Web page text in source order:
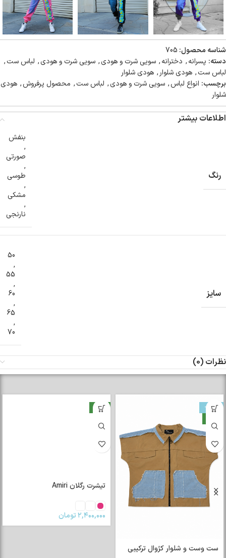
شناسه محصول: 705
دسته: پسرانه, دخترانه, سویی شرت و هودی, سویی شرت و هودی, لباس ست,
لباس ست, هودی شلوار , هودی شلوار
برچسب: انواع لباس, سویی شرت و هودی, لباس ست, محصول پرفروش, هودی
شلوار
اطلاعات بیشتر
رنگ
بنفش
,
صورتی
,
طوسی
,
مشکی
,
نارنجی
سایز
50
,
55
,
60
,
65
,
70
نظرات (0)
-33%
ست وست و شلوار کژوال ترکیبی
جدید
تیشرت رگلان Amiri
۲,۴۰۰,۰۰۰تومان